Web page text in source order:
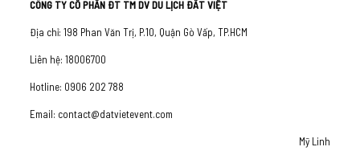
CÔNG TY CỔ PHẦN ĐT TM DV DU LỊCH ĐẤT VIỆT
Địa chỉ: 198 Phan Văn Trị, P.10, Quận Gò Vấp, TP.HCM
Liên hệ: 18006700
Hotline: 0906 202 788
Email: contact@datvietevent.com
Mỹ Linh